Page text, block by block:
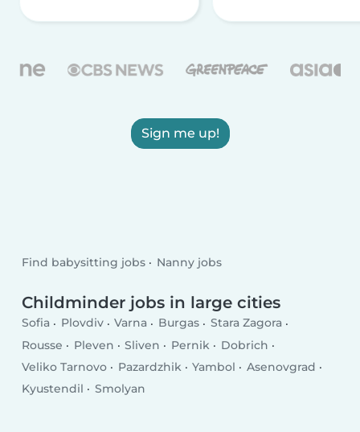
Sign me up!
Find babysitting jobs Nanny jobs
Childminder jobs in large cities
Sofia Plovdiv Varna Burgas
Stara Zagora
Rousse
Pleven Sliven Pernik
Dobrich
Veliko Tarnovo
Pazardzhik Yambol
Asenovgrad
Kyustendil
Smolyan